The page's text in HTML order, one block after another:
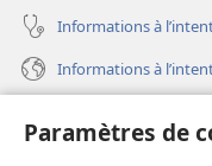
Paramètres de
Informations à
Informations à